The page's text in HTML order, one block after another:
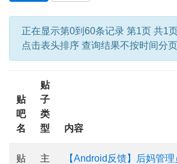
正在显示第0到60条记录 第1页 共1
点击表头排序 查询结果不按时间分页
贴
吧
名
贴
子
类
型
内容
贴
主
【Android反馈】后妈管